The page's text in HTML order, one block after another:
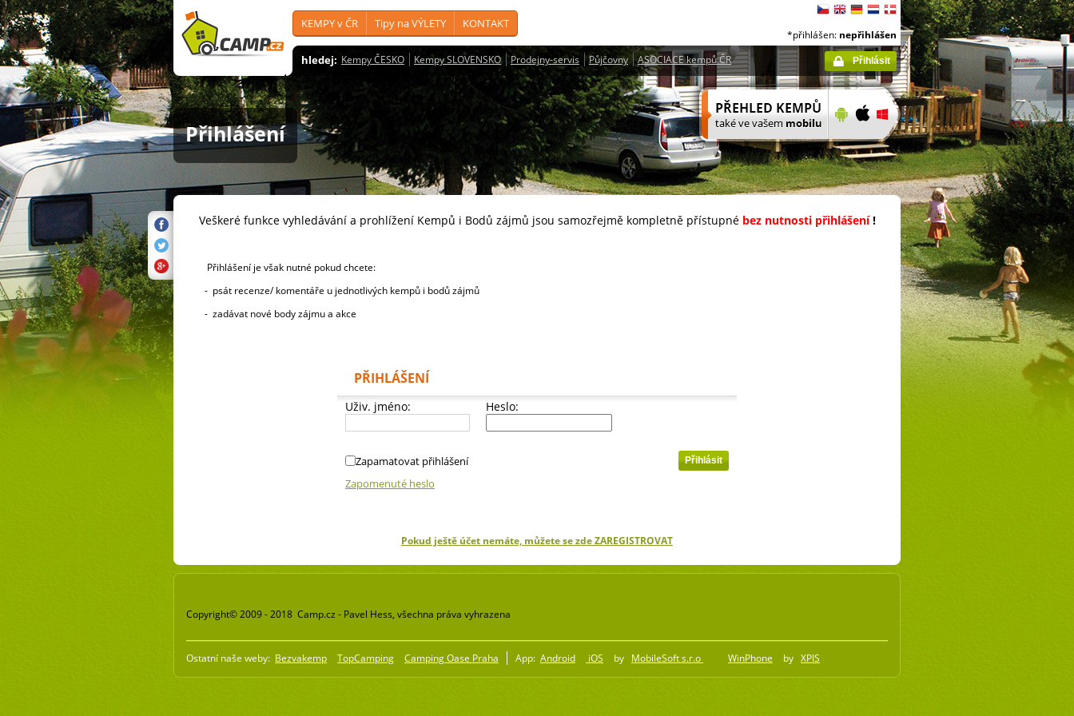
KEMPY v ČR Tipy na VÝLETY KONTAKT
hledej: Kempy ČESKO Kempy SLOVENSKO Prodejny-servis Půjčovny ASOCIACE kempů ČR
*přihlášen: nepřihlášen
Přihlásit
Přihlášení
Veškeré funkce vyhledávání a prohlížení Kempů i Bodů zájmů jsou samozřejmě kompletně přístupné bez nutnosti přihlášení!
Přihlášení je však nutné pokud chcete:
- psát recenze/ komentáře u jednotlivých kempů i bodů zájmů
- zadávat nové body zájmu a akce
PŘIHLÁŠENÍ
Uživ. jméno: Heslo:
Zapamatovat přihlášení
Zapomenuté heslo
Pokud ještě účet nemáte, můžete se zde ZAREGISTROVAT
Copyright© 2009 - 2018 Camp.cz - Pavel Hess, všechna práva vyhrazena
Ostatní naše weby: Bezvakemp TopCamping Camping Oase Praha App: Android iOS by MobileSoft s.r.o WinPhone by XPIS